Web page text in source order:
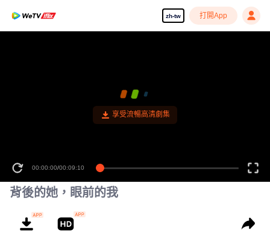
zh-tw 打開App
享受流暢高清劇集
00:00:00/00:09:10
背後的她，眼前的我